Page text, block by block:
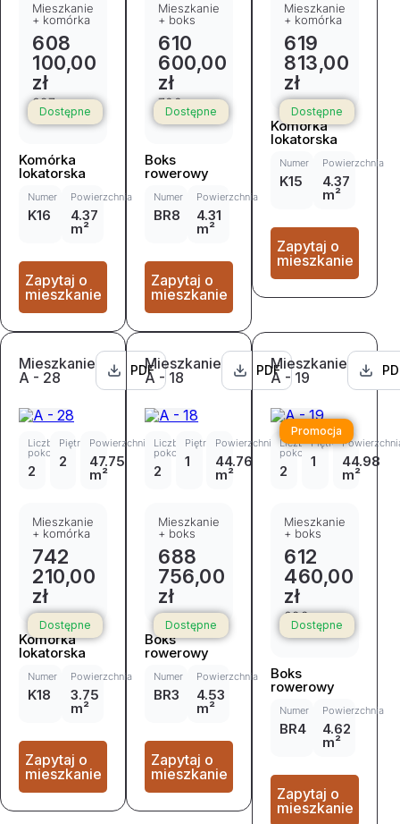
Dostępne
Mieszkanie
+ komórka
608
100,00
zł
697
241,00 zł
Komórka
lokatorska
Numer
K16
Powierzchnia
4.37
m²
Zapytaj o
mieszkanie
Dostępne
Mieszkanie
+ boks
610
600,00
zł
700
179,00 zł
Boks
rowerowy
Numer
BR8
Powierzchnia
4.31
m²
Zapytaj o
mieszkanie
Dostępne
Mieszkanie
+ komórka
619
813,00
zł
Komórka
lokatorska
Numer
K15
Powierzchnia
4.37
m²
Zapytaj o
mieszkanie
Mieszkanie
A - 28
PDF
Dostępne
Liczba
pokoi
2
Piętro
2
Powierzchnia
47.75
m²
Mieszkanie
+ komórka
742
210,00
zł
Komórka
lokatorska
Numer
K18
Powierzchnia
3.75
m²
Zapytaj o
mieszkanie
Mieszkanie
A - 18
PDF
Dostępne
Liczba
pokoi
2
Piętro
1
Powierzchnia
44.76
m²
Mieszkanie
+ boks
688
756,00
zł
Boks
rowerowy
Numer
BR3
Powierzchnia
4.53
m²
Zapytaj o
mieszkanie
Mieszkanie
A - 19
Dostępne
Promocja
Liczba
pokoi
2
Piętro
1 44.98
m²
Mieszkanie
+ boks
612
460,00
zł
692
548,00 zł
Boks
rowerowy
Numer
BR4
Powierzchnia
4.62
m²
Zapytaj o
mieszkanie